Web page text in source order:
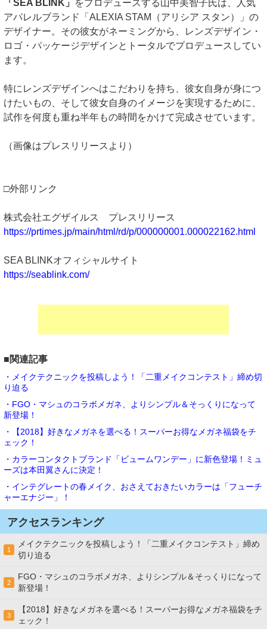
「SEA BLINK」
をプロデュースする山中美智子氏は、人気
アパレルブランド「ALEXIA STAM（アリシア スタン）」の
デザイナー。その彼女がネーミングから、レンズデザイン・
ロゴ・パッケージデザインとトータルでプロデュースしてい
ます。
特にレンズデザインへはこだわりを持ち、彼女自身が身につ
けたいもの、そして彼女自身のイメージを実現するために、
試作を何度も重ね半年もの時間をかけて完成させています。
（画像はプレスリリースより）
□外部リンク
株式会社エグザイルス プレスリリース
https://prtimes.jp/main/html/rd/p/000000001.000022162.html
SEA BLINKオフィシャルサイト
https://seablink.com/
■関連記事
・メイクテクニックを投稿しよう！「二重メイクコンテスト」締め切
り迫る
・FGO・マシュのコラボメガネ、よりシンプル＆そっくりになって
新登場！
・【2018】好きなメガネを選べる！スーパーお得なメガネ福袋をチ
ェック！
・カラーコンタクトブランド「ビュームワンデー」に新色登場！ミュ
ーズは本田翼さんに決定！
・インテグレートの春メイク、おさえておきたいカラーは「フューチ
ャーエナジー」！
アクセスランキング
1
メイクテクニックを投稿しよう！「二重メイクコンテスト」締め
切り迫る
2
FGO・マシュのコラボメガネ、よりシンプル＆そっくりになって
新登場！
3
【2018】好きなメガネを選べる！スーパーお得なメガネ福袋をチ
ェック！